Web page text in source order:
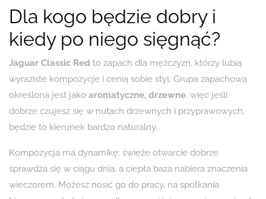
Dla kogo będzie dobry i
kiedy po niego sięgnąć?
Jaguar Classic Red to zapach dla mężczyzn, którzy lubią
wyraziste kompozycje i cenią sobie styl. Grupa zapachowa
określona jest jako aromatyczne, drzewne, więc jeśli
dobrze czujesz się w nutach drzewnych i przyprawowych,
będzie to kierunek bardzo naturalny.
Kompozycja ma dynamikę: świeże otwarcie dobrze
sprawdza się w ciągu dnia, a ciepła baza nabiera znaczenia
wieczorem. Możesz nosić go do pracy, na spotkania